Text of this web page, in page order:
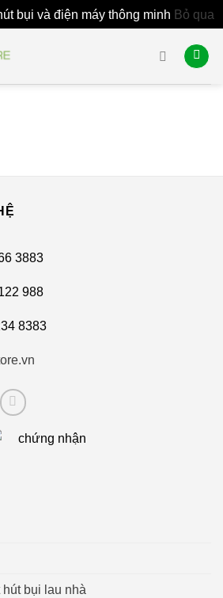
bụi và điện máy thông minh Bỏ qua
3883
988
8383
bụi lau nhà